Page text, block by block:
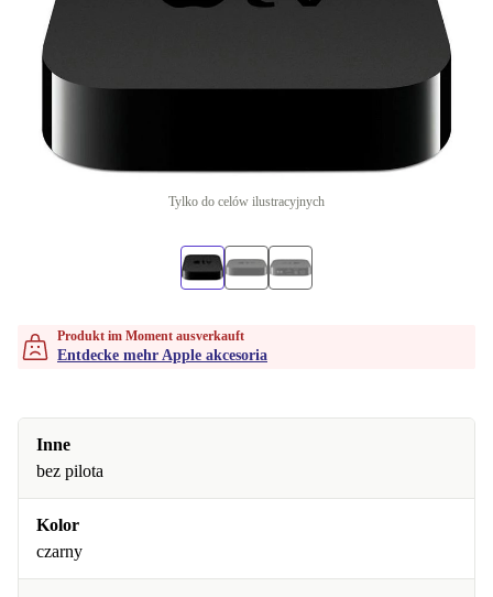
Tylko do celów ilustracyjnych
Produkt im Moment ausverkauft
Entdecke mehr Apple akcesoria
Inne
bez pilota
Kolor
czarny